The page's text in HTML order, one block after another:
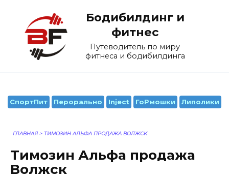
содержанию
Бодибилдинг и
фитнес
Путеводитель по миру
фитнеса и бодибилдинга
СпортПит Перорально Inject ГоРмошки Липолики
ГЛАВНАЯ > TИМОЗИН АЛЬФА ПРОДАЖА ВОЛЖСК
Tимозин Альфа продажа
Волжск